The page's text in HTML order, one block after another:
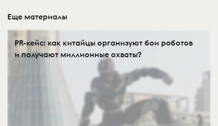
Еще материалы
PR-кейс: как китайцы организуют бои роботов
и получают миллионные охваты?